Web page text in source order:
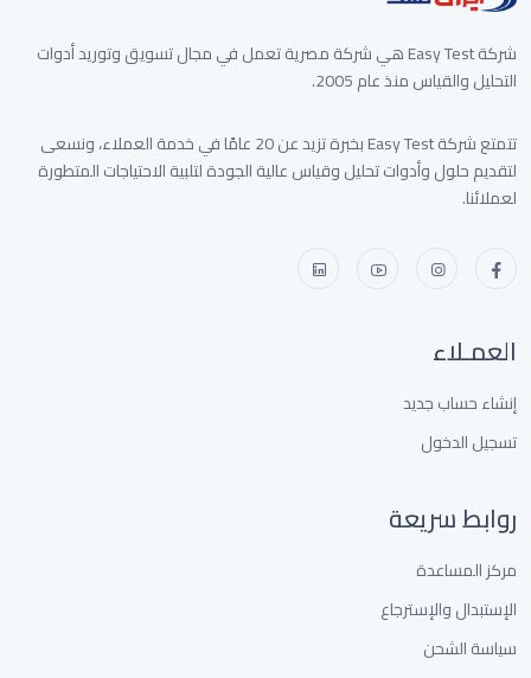
شركة Easy Test هي شركة مصرية تعمل في مجال تسويق وتوريد أدوات
التحليل والقياس منذ عام 2005.
تتمتع شركة Easy Test بخبرة تزيد عن 20 عامًا في خدمة العملاء، ونسعى
لتقديم حلول وأدوات تحليل وقياس عالية الجودة لتلبية الاحتياجات المتطورة
لعملائنا.
العمـلاء
إنشاء حساب جديد
تسجيل الدخول
روابط سريعة
مركز المساعدة
الإستبدال والإسترجاع
سياسة الشحن